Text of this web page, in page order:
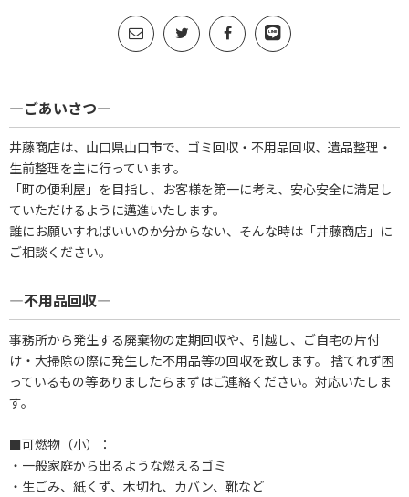
―ごあいさつ―
井藤商店は、山口県山口市で、ゴミ回収・不用品回収、遺品整理・
生前整理を主に行っています。
「町の便利屋」を目指し、お客様を第一に考え、安心安全に満足し
ていただけるように邁進いたします。
誰にお願いすればいいのか分からない、そんな時は「井藤商店」に
ご相談ください。
―不用品回収―
事務所から発生する廃棄物の定期回収や、引越し、ご自宅の片付
け・大掃除の際に発生した不用品等の回収を致します。 捨てれず困
っているもの等ありましたらまずはご連絡ください。対応いたしま
す。
■可燃物（小）：
・一般家庭から出るような燃えるゴミ
・生ごみ、紙くず、木切れ、カバン、靴など